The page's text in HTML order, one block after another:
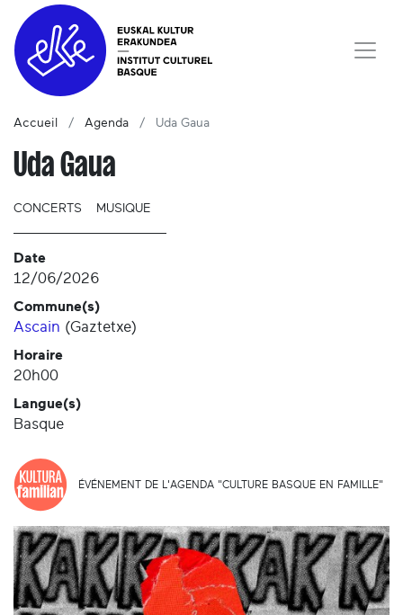
Accueil Agenda Uda Gaua
Uda Gaua
CONCERTS MUSIQUE
Date
12/06/2026
Commune(s)
Ascain (Gaztetxe)
Horaire
20h00
Langue(s)
Basque
ÉVÉNEMENT DE L'AGENDA "CULTURE BASQUE EN FAMILLE"